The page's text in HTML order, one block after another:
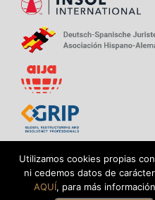
Política
Utilizamos cookies propias
ni cedemos datos de
AQUÍ, para más